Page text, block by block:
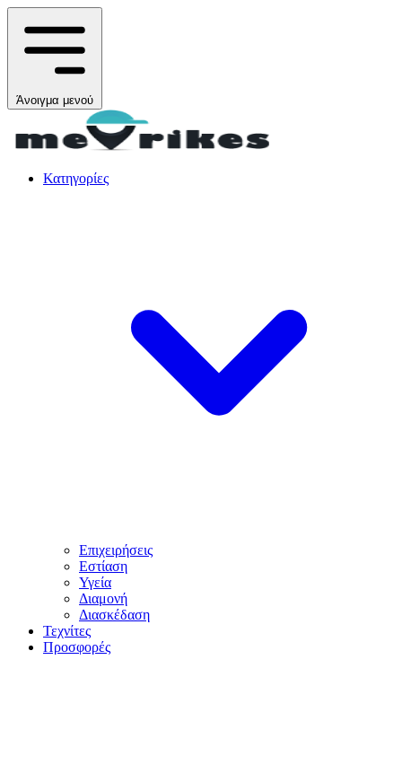
Άνοιγμα μενού
Κατηγορίες
Επιχειρήσεις
Εστίαση
Υγεία
Διαμονή
Διασκέδαση
Τεχνίτες
Προσφορές